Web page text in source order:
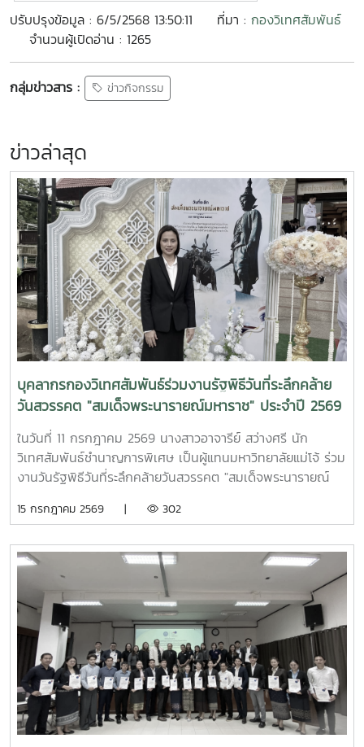
ปรับปรุงข้อมูล : 6/5/2568 13:50:11 ที่มา : กองวิเทศสัมพันธ์
จำนวนผู้เปิดอ่าน : 1265
กลุ่มข่าวสาร : ข่าวกิจกรรม
ข่าวล่าสุด
บุคลากรกองวิเทศสัมพันธ์ร่วมงานรัฐพิธีวันที่ระลึกคล้าย
วันสวรรคต "สมเด็จพระนารายณ์มหาราช" ประจำปี 2569
ในวันที่ 11 กรกฎาคม 2569 นางสาวอาจารีย์ สว่างศรี นัก
วิเทศสัมพันธ์ชำนาญการพิเศษ เป็นผู้แทนมหาวิทยาลัยแม่โจ้ ร่วม
งานวันรัฐพิธีวันที่ระลึกคล้ายวันสวรรคต "สมเด็จพระนารายณ์
พรรษา ศูนย์ราชการจังหวัดเชียงใหม่
15 กรกฎาคม 2569 | 302